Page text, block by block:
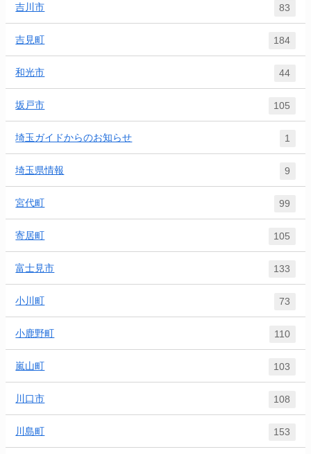
吉川市 83
吉見町 184
和光市 44
坂戸市 105
埼玉ガイドからのお知らせ 1
埼玉県情報 9
宮代町 99
寄居町 105
富士見市 133
小川町 73
小鹿野町 110
嵐山町 103
川口市 108
川島町 153